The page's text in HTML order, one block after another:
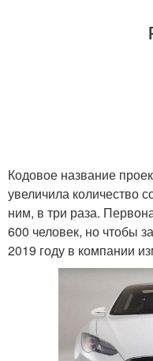
Кодовое название
увеличила количество
ним, в три раза.
600 человек, но чтобы
2019 году в компании